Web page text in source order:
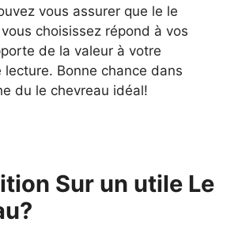
vous assurer que le le
choisissez répond à vos
de la valeur à votre
lecture. Bonne chance dans
du le chevreau idéal!
Sur un utile Le